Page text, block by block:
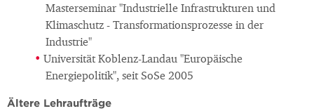
Masterseminar "Industrielle Infrastrukturen und
Klimaschutz - Transformationsprozesse in der
Industrie"
Universität Koblenz-Landau "Europäische
Energiepolitik", seit SoSe 2005
Ältere Lehraufträge